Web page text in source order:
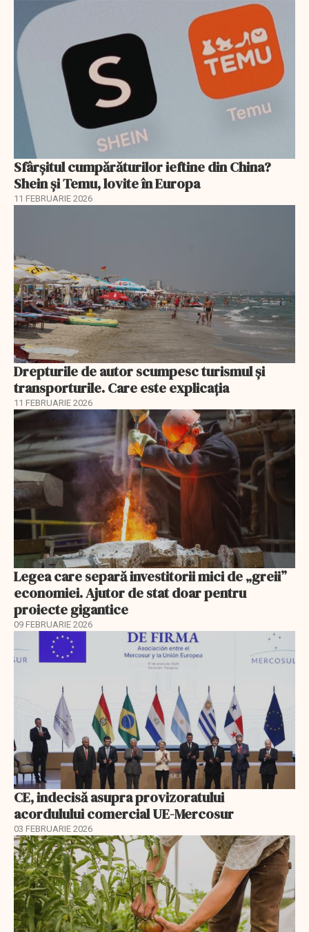
Sfârșitul cumpărăturilor ieftine din China?
Shein și Temu, lovite în Europa
11 FEBRUARIE 2026
Drepturile de autor scumpesc turismul și
transporturile. Care este explicația
11 FEBRUARIE 2026
Legea care separă investitorii mici de „greii”
economiei. Ajutor de stat doar pentru
proiecte gigantice
09 FEBRUARIE 2026
CE, indecisă asupra provizoratului
acordulului comercial UE-Mercosur
03 FEBRUARIE 2026